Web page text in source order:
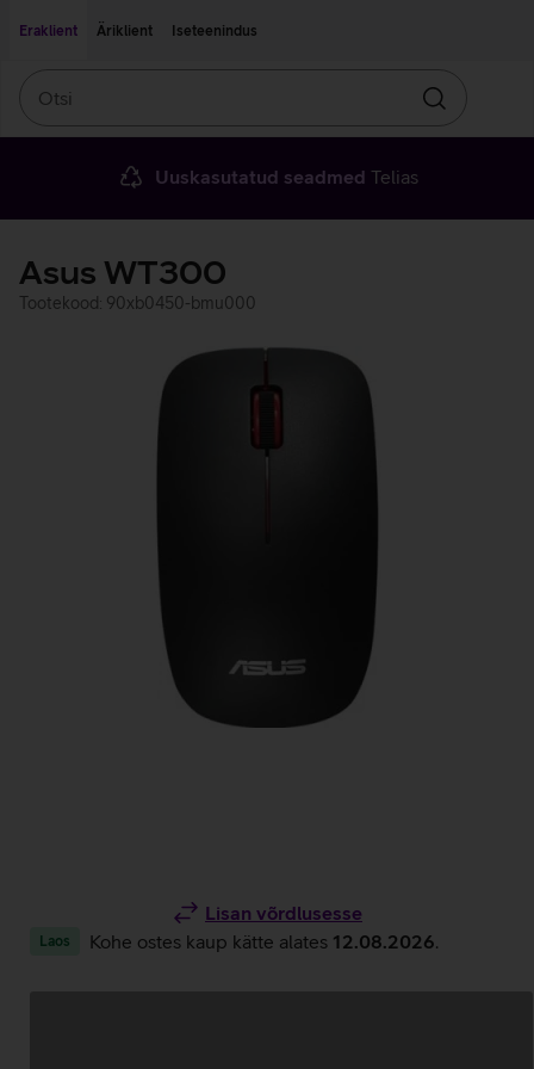
Eraklient
Äriklient Iseteenindus
Otsin
Uuskasutatud seadmed Telias
Asus WT300
Tootekood: 90xb0450-bmu000
Lisan võrdlusesse
Laos Kohe ostes kaup kätte alates 12.08.2026